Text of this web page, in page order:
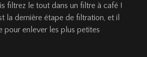
filtrez le tout dans un filtre à café !
la dernière étape de filtration, et il
pour enlever les plus petites